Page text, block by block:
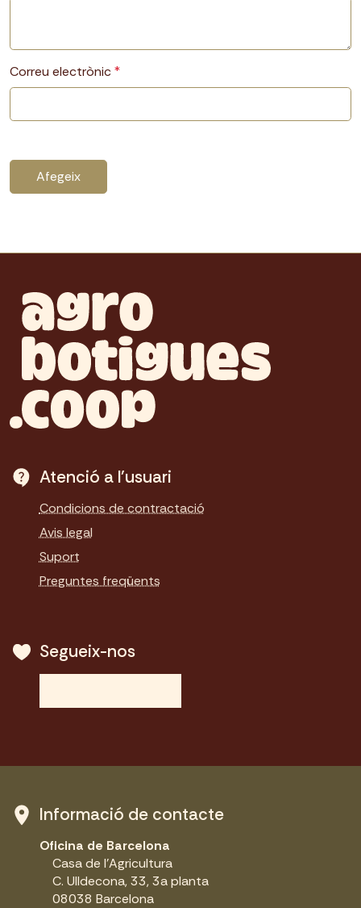
Correu electrònic
Afegeix
Atenció a l'usuari
Condicions de contractació
Avis legal
Suport
Preguntes freqüents
Segueix-nos
Informació de contacte
Oficina de Barcelona
Casa de l'Agricultura
C. Ulldecona, 33, 3a planta
08038 Barcelona